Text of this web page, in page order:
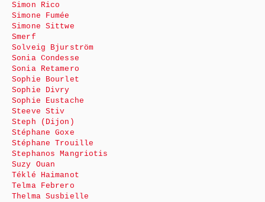
Simon Rico
Simone Fumée
Simone Sittwe
Smerf
Solveig Bjurström
Sonia Condesse
Sonia Retamero
Sophie Bourlet
Sophie Divry
Sophie Eustache
Steeve Stiv
Steph (Dijon)
Stéphane Goxe
Stéphane Trouille
Stephanos Mangriotis
Suzy Ouan
Téklé Haimanot
Telma Febrero
Thelma Susbielle